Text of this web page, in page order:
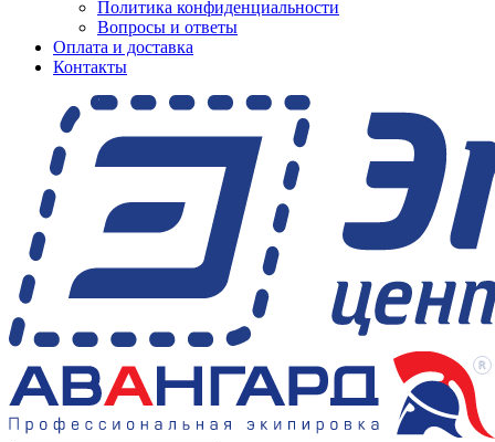
Политика конфиденциальности
Вопросы и ответы
Оплата и доставка
Контакты